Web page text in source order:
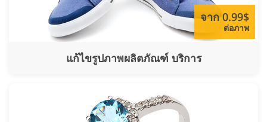
จาก 0.99$
ต่อภาพ
แก้ไขรูปภาพผลิตภัณฑ์ บริการ